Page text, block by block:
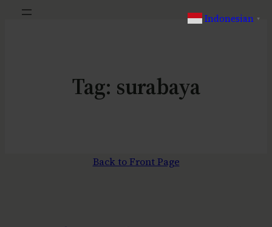
Tag: surabaya
Back to Front Page
Indonesian ▼